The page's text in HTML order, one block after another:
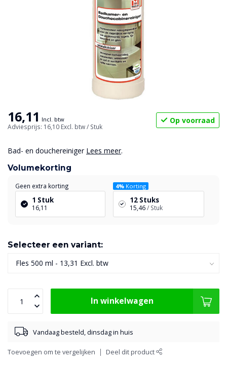
16,11 Incl. btw
Adviesprijs: 16,10 Excl. btw/ Stuk
Op voorraad
Bad- en douchereiniger Lees meer.
Volumekorting
Geen extra korting
1 Stuk
16,11
4%Korting
12 Stuks
15,46 / Stuk
Selecteer een variant:
In winkelwagen
Vandaag besteld, dinsdag in huis
Toevoegen om te vergelijken Deel dit product